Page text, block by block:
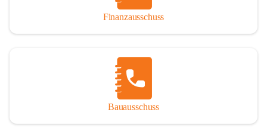
Finanzausschuss
Bauausschuss